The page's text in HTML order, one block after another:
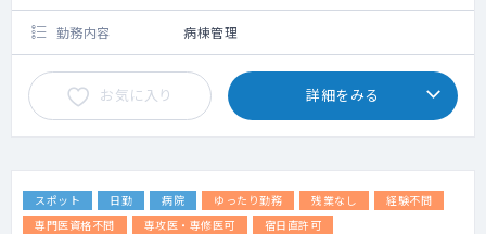
勤務内容 病棟管理
お気に入り 詳細をみる
スポット 日勤 病院 ゆったり勤務 残業なし
経験不問
専門医資格不問
専攻医・専修医可 宿日直許可